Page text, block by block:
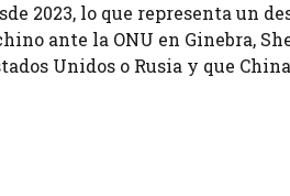
2023, lo que representa un
ante la ONU en Ginebra,
Unidos o Rusia y que